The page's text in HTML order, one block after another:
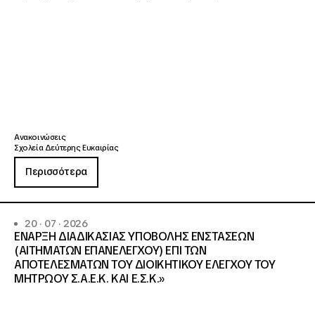
Ανακοινώσεις
Σχολεία Δεύτερης Ευκαιρίας
Περισσότερα
20 · 07 · 2026
ΕΝΑΡΞΗ ΔΙΑΔΙΚΑΣΙΑΣ ΥΠΟΒΟΛΗΣ ΕΝΣΤΑΣΕΩΝ
(ΑΙΤΗΜΑΤΩΝ ΕΠΑΝΕΛΕΓΧΟΥ) ΕΠΙ ΤΩΝ
ΑΠΟΤΕΛΕΣΜΑΤΩΝ ΤΟΥ ΔΙΟΙΚΗΤΙΚΟΥ ΕΛΕΓΧΟΥ ΤΟΥ
ΜΗΤΡΩΟΥ Σ.Α.Ε.Κ. ΚΑΙ Ε.Σ.Κ.»